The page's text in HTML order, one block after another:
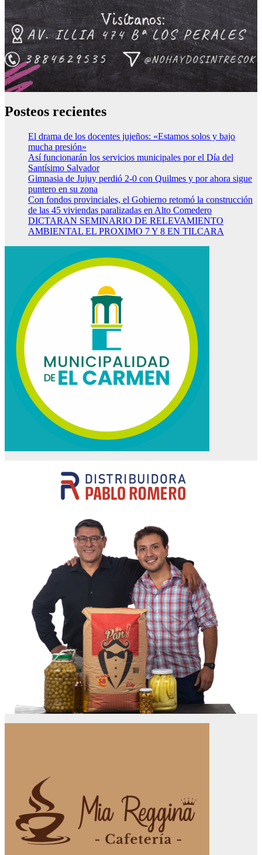
Posteos recientes
El drama de los docentes jujeños: «Estamos solos y bajo
mucha presión»
Así funcionarán los servicios municipales por el Día del
Santísimo Salvador
Gimnasia de Jujuy perdió 2-0 con Quilmes y por ahora sigue
puntero en su zona
Con fondos provinciales, el Gobierno retomó la construcción
de las 45 viviendas paralizadas en Alto Comedero
DICTARAN SEMINARIO DE RELEVAMIENTO
AMBIENTAL EL PROXIMO 7 Y 8 EN TILCARA